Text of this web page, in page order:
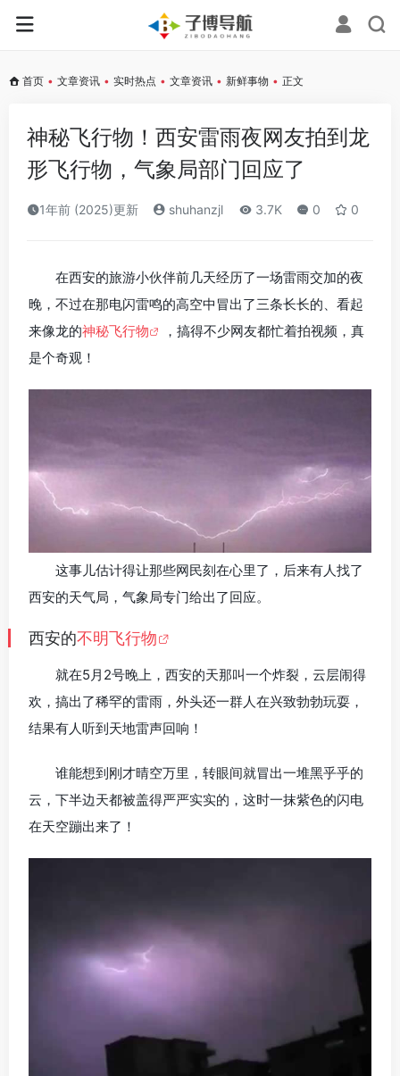
首页 • 文章资讯 • 实时热点 • 文章资讯 • 新鲜事物 • 正文
神秘飞行物！西安雷雨夜网友拍到龙
形飞行物，气象局部门回应了
1年前 (2025)更新 shuhanzjl 3.7K 0 0
在西安的旅游小伙伴前几天经历了一场雷雨交加的夜
晚，不过在那电闪雷鸣的高空中冒出了三条长长的、看起
来像龙的神秘飞行物
，搞得不少网友都忙着拍视频，真
是个奇观！
这事儿估计得让那些网民刻在心里了，后来有人找了
西安的天气局，气象局专门给出了回应。
西安的不明飞行物
就在5月2号晚上，西安的天那叫一个炸裂，云层闹得
欢，搞出了稀罕的雷雨，外头还一群人在兴致勃勃玩耍，
结果有人听到天地雷声回响！
谁能想到刚才晴空万里，转眼间就冒出一堆黑乎乎的
云，下半边天都被盖得严严实实的，这时一抹紫色的闪电
在天空蹦出来了！